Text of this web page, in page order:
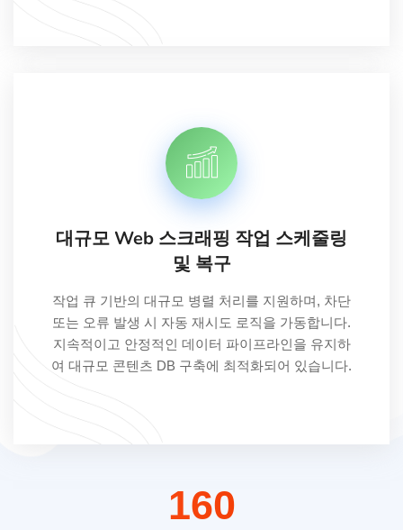
대규모 Web 스크래핑 작업 스케줄링
및 복구
작업 큐 기반의 대규모 병렬 처리를 지원하며, 차단
또는 오류 발생 시 자동 재시도 로직을 가동합니다.
지속적이고 안정적인 데이터 파이프라인을 유지하
여 대규모 콘텐츠 DB 구축에 최적화되어 있습니다.
251